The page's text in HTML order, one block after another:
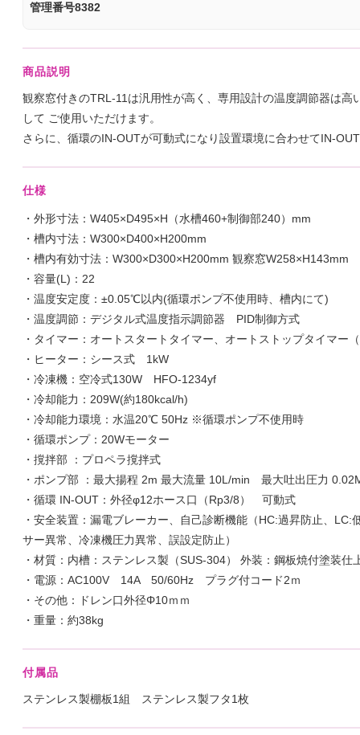
管理番号8382
商品説明
観察窓付きのTRL-11は汎用性が高く、専用設計の温度調節器は
して ご使用いただけます。
さらに、循環のIN-OUTが可動式になり設置環境に合わせてIN-
仕様
・外形寸法：W405×D495×H（水槽460+制御部240）mm
・槽内寸法：W300×D400×H200mm
・槽内有効寸法：W300×D300×H200mm 観察窓W258×H143mm
・容量(L)：22
・温度安定度：±0.05℃以内(循環ポンプ不使用時、槽内にて)
・温度調節：デジタル式温度指示調節器 PID制御方式
・タイマー：オートスタートタイマー、オートストップタイマ
・ヒーター：シース式 1kW
・冷凍機：空冷式130W HFO-1234yf
・冷却能力：209W(約180kcal/h)
・冷却能力環境：水温20℃ 50Hz ※循環ポンプ不使用時
・循環ポンプ：20Wモーター
・撹拌部 ：プロペラ撹拌式
・ポンプ部 ：最大揚程 2m 最大流量 10L/min 最大吐出圧力
・循環 IN-OUT：外径φ12ホース口（Rp3/8） 可動式
・安全装置：漏電ブレーカー、自己診断機能（HC:過昇防止、
サー異常、冷凍機圧力異常、誤設定防止）
・材質：内槽：ステンレス製（SUS-304） 外装：鋼板焼付塗装仕
・電源：AC100V 14A 50/60Hz プラグ付コード2ｍ
・その他：ドレン⼝外径Φ10ｍｍ
・重量：約38kg
付属品
ステンレス製棚板1組 ステンレス製フタ1枚